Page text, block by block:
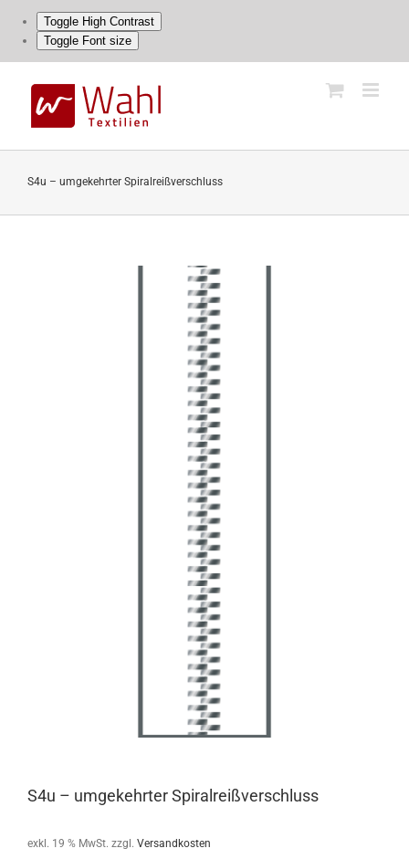
Toggle High Contrast
Toggle Font size
content
S4u – umgekehrter Spiralreißverschluss
S4u – umgekehrter Spiralreißverschluss
exkl. 19 % MwSt. zzgl. Versandkosten